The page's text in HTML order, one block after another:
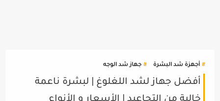
أجهزة شد البشرة جهاز شد الوجه
أفضل جهاز لشد اللغلوغ | لبشرة ناعمة